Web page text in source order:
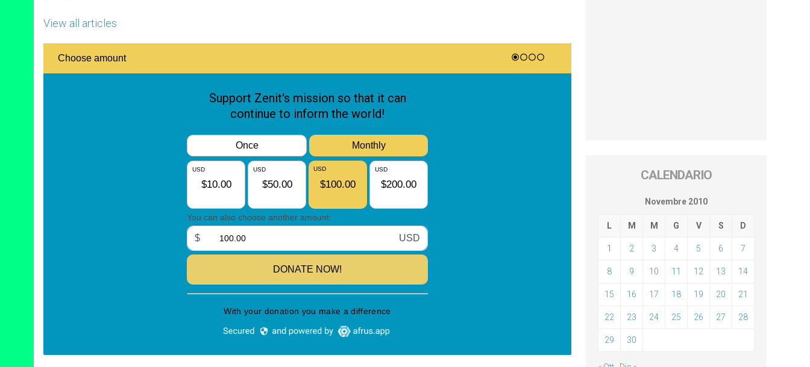
View all articles
CALENDARIO
Novembre 2010
L M M G V S D
1 2 3 4 5 6 7
8 9 10 11 12 13 14
15 16 17 18 19 20 21
22 23 24 25 26 27 28
29 30